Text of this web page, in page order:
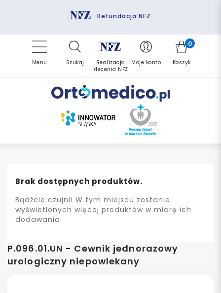
Darmowa dostawa
Pomoc fizjoterapeuty
Finansowanie PFRON
Refundacja NFZ
Zrealizuj zlecenie ponownie
Menu Szukaj
Realizacja
zlecenia NFZ
Moje konto
0
Koszyk
P.096.01.UN - Cewnik jednorazowy
urologiczny niepowlekany
Brak dostępnych produktów.
Bądźcie czujni! W tym miejscu zostanie
wyświetlonych więcej produktów w miarę ich
dodawania.